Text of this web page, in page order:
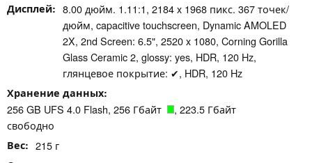
Дисплей
8.00 дюйм. 1.11:1, 2184 x 1968 пикс. 367 точек/
дюйм, capacitive touchscreen, Dynamic AMOLED
2X, 2nd Screen: 6.5", 2520 x 1080, Corning Gorilla
Glass Ceramic 2, glossy: yes, HDR, 120 Hz,
глянцевое покрытие: ✔, HDR, 120 Hz
Хранение данных
256 GB UFS 4.0 Flash, 256 Гбайт
, 223.5 Гбайт
свободно
Вес 215 г